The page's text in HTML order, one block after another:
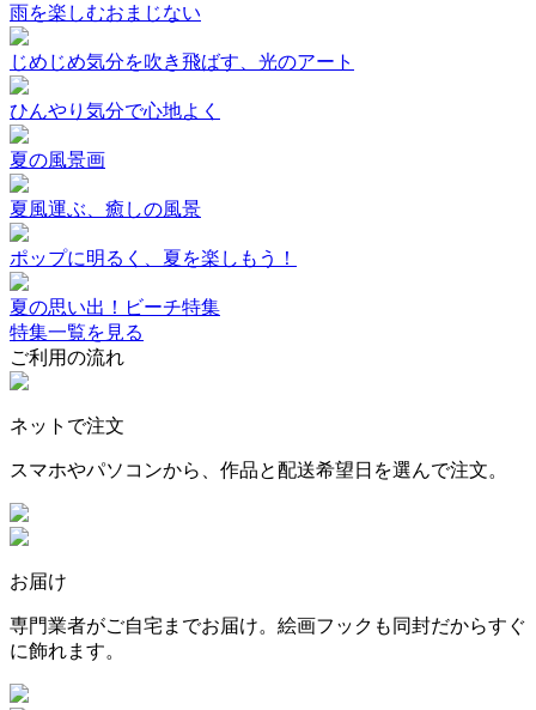
雨を楽しむおまじない
じめじめ気分を吹き飛ばす、光のアート
ひんやり気分で心地よく
夏の風景画
夏風運ぶ、癒しの風景
ポップに明るく、夏を楽しもう！
夏の思い出！ビーチ特集
特集一覧を見る
ご利用の流れ
ネットで注文
スマホやパソコンから、作品と配送希望日を選んで注文。
お届け
専門業者がご自宅までお届け。絵画フックも同封だからすぐ
に飾れます。